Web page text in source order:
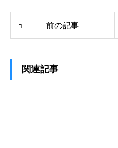
前の記事
関連記事